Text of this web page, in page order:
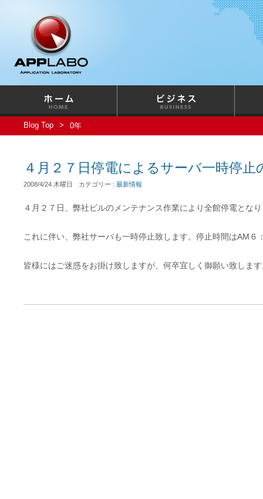
Blog Top 0年
４月２７日停電によるサーバ一時停止
2008/4/24 木曜日 カテゴリー : 最新情報
４月２７日、弊社ビルのメンテナンス作業により全館停電とな
これに伴い、弊社サーバも一時停止致します。停止時間はAM６
皆様にはご迷惑をお掛け致しますが、何卒宜しく御願い致しま